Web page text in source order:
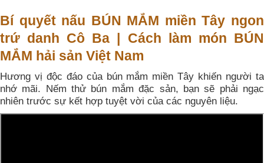
Bí quyết nấu BÚN MẮM miền Tây ngon
trứ danh Cô Ba | Cách làm món BÚN
MẮM hải sản Việt Nam
Hương vị độc đáo của bún mắm miền Tây khiến người ta
nhớ mãi. Nếm thử bún mắm đặc sản, bạn sẽ phải ngạc
nhiên trước sự kết hợp tuyệt vời của các nguyên liệu.